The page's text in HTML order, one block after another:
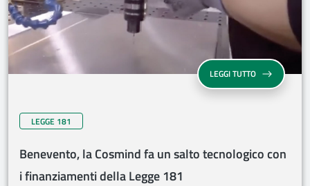
LEGGI TUTTO
LEGGE 181
Benevento, la Cosmind fa un salto tecnologico con
i finanziamenti della Legge 181